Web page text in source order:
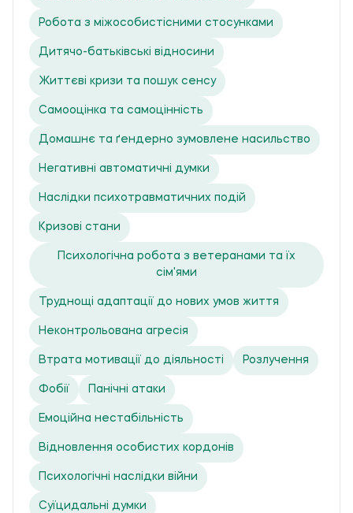
Робота з міжособистісними стосунками
Дитячо-батьківські відносини
Життєві кризи та пошук сенсу
Самооцінка та самоцінність
Домашнє та ґендерно зумовлене насильство
Негативні автоматичні думки
Наслідки психотравматичних подій
Кризові стани
Психологічна робота з ветеранами та їх
сім'ями
Труднощі адаптації до нових умов життя
Неконтрольована агресія
Втрата мотивації до діяльності Розлучення
Фобії Панічні атаки
Емоційна нестабільність
Відновлення особистих кордонів
Психологічні наслідки війни
Суїцидальні думки